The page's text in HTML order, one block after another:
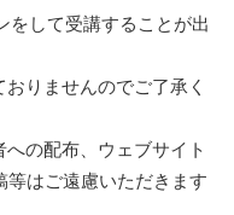
をして受講することが出
りませんのでご了承く
への配布、ウェブサイト
はご遠慮いただきます